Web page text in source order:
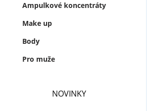
Ampulkové koncentráty
Make up
Body
Pro muže
NOVINKY